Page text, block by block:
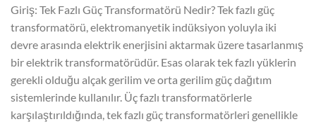
Giriş: Tek Fazlı Güç Transformatörü Nedir? Tek fazlı güç
transformatörü, elektromanyetik indüksiyon yoluyla iki
devre arasında elektrik enerjisini aktarmak üzere tasarlanmış
bir elektrik transformatörüdür. Esas olarak tek fazlı yüklerin
gerekli olduğu alçak gerilim ve orta gerilim güç dağıtım
sistemlerinde kullanılır. Üç fazlı transformatörlerle
karşılaştırıldığında, tek fazlı güç transformatörleri genellikle